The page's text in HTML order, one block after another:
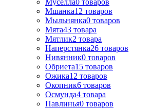
Мшанка12 товаров
Мыльнянка0 товаров
Мята43 товара
Мятлик2 товара
Наперстянка26 товаров
Нивянник0 товаров
Обриета15 товаров
Ожика12 товаров
Окопник6 товаров
Осмунда4 товара
Павлинья0 товаров